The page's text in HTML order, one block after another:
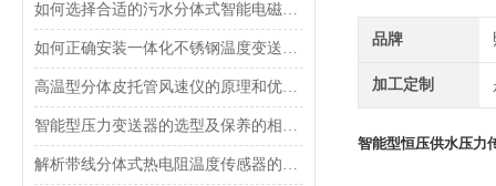
如何选择合适的污水分体式智能电磁流量计？
如何正确安装一体化不锈钢温度变送器？
高温型分体皮托管风速仪的原理和优势介绍
智能型压力变送器的选型及保养的相关知识
解析带线分体式热电阻温度传感器的工作原理
品牌
加工定制
智能型恒压供水压力